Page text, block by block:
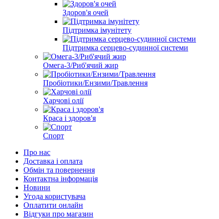
Здоров'я очей
Підтримка імунітету
Підтримка серцево-судинної системи
Омега-3/Риб'ячий жир
Пробіотики/Ензими/Травлення
Харчові олії
Краса і здоров'я
Спорт
Про нас
Доставка і оплата
Обмін та повернення
Контактна інформація
Новини
Угода користувача
Оплатити онлайн
Відгуки про магазин